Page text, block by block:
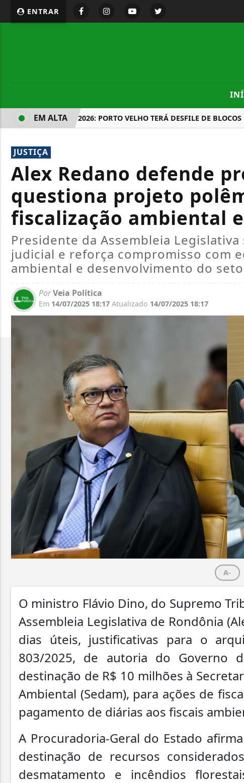
ENTRAR
CARNAVAL 2026: PORTO VELHO TERÁ DESFILE DE BLOCOS
EM ALTA
JUSTIÇA
Alex Redano defende
questiona projeto
fiscalização ambiental
Presidente da Assembleia
judicial e reforça compromisso com
ambiental e desenvolvimento do
PorVeia Política
Em 14/07/2025 18:17 Atualizado 14/07/2025 18:17
A-
O ministro Flávio Dino, do Supremo
Assembleia Legislativa de Rondônia
dias úteis, justificativas para o
803/2025, de autoria do Governo
destinação de R$ 10 milhões à
Ambiental (Sedam), para ações de
pagamento de diárias aos fiscais
A Procuradoria-Geral do Estado
destinação de recursos
desmatamento e incêndios